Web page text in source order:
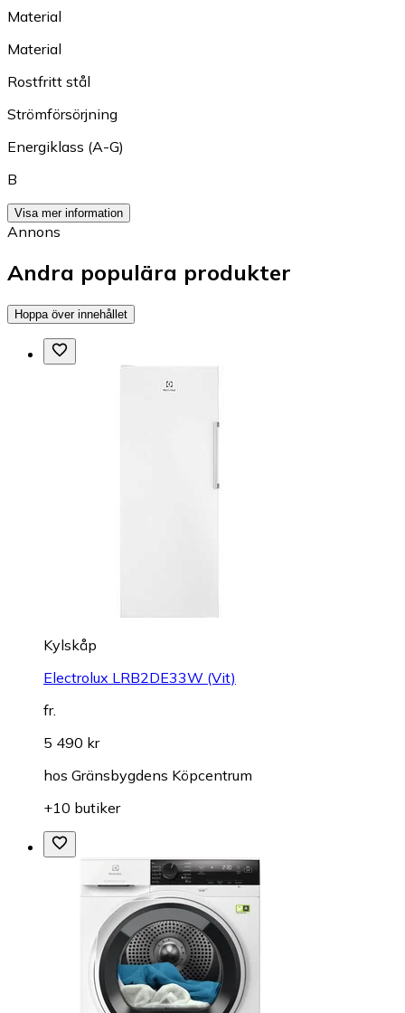
Material
Material
Rostfritt stål
Strömförsörjning
Energiklass (A-G)
B
Visa mer information
Annons
Andra populära produkter
Hoppa över innehållet
Kylskåp
Electrolux LRB2DE33W (Vit)
fr.
5 490 kr
hos Gränsbygdens Köpcentrum
+10 butiker